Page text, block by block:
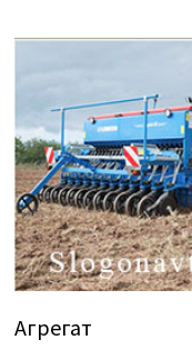
Агрегат